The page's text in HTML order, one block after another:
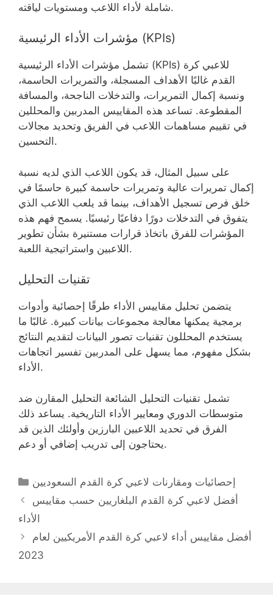
شاملة لأداء اللاعب ومستويات لياقته.
مؤشرات الأداء الرئيسية (KPIs)
تشمل مؤشرات الأداء الرئيسية (KPIs) للاعبي كرة
القدم غالبًا الأهداف المسجلة، والتمريرات الحاسمة،
ونسبة إكمال التمريرات، والتدخلات الناجحة، والمسافة
المقطوعة. تساعد هذه المقاييس المدربين والمحللين
في تقييم مساهمات اللاعب في الفريق وتحديد مجالات
التحسين.
على سبيل المثال، قد يكون اللاعب الذي لديه نسبة
إكمال تمريرات عالية وتمريرات حاسمة كبيرة حاسمًا في
خلق فرص تسجيل الأهداف، بينما قد يلعب اللاعب الذي
يتفوق في التدخلات دورًا دفاعيًا رئيسيًا. يسمح فهم هذه
المؤشرات للفرق باتخاذ قرارات مستنيرة بشأن تطوير
اللاعبين واستراتيجية اللعبة.
تقنيات التحليل
يتضمن تحليل مقاييس الأداء طرقًا إحصائية وأدوات
برمجية يمكنها معالجة مجموعات بيانات كبيرة. غالبًا ما
يستخدم المحللون تقنيات تصور البيانات لتقديم النتائج
بشكل مفهوم، مما يسهل على المدربين تفسير اتجاهات
الأداء.
تشمل تقنيات التحليل الشائعة التحليل المقارن ضد
متوسطات الدوري ومعايير الأداء التاريخية. يساعد ذلك
الفرق في تحديد اللاعبين البارزين وأولئك الذين قد
يحتاجون إلى تدريب إضافي أو دعم.
Categories
إحصائيات ومقارنات لاعبي كرة القدم السعوديين
أفضل لاعبي كرة القدم البلغاريين حسب مقاييس
الأداء
أفضل مقاييس أداء لاعبي كرة القدم الأمريكيين لعام
2023